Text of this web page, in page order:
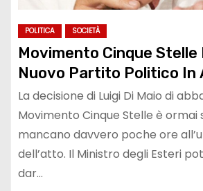
POLITICA SOCIETÀ
Movimento Cinque Stelle
Nuovo Partito Politico In
La decisione di Luigi Di Maio di
Movimento Cinque Stelle è
mancano davvero poche ore
dell’atto. Il Ministro degli Esteri
dar…